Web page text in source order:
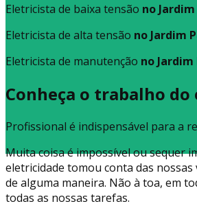
Eletricista de baixa tensão no
Eletricista de alta tensão no Jardim
Eletricista de manutenção no
Conheça o trabalho
Profissional é indispensável para a
Muita coisa é impossível ou sequer
eletricidade tomou conta das
de alguma maneira. Não à toa, em
todas as nossas tarefas.